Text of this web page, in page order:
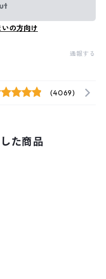
の方向け
通報する
(4069)
た商品